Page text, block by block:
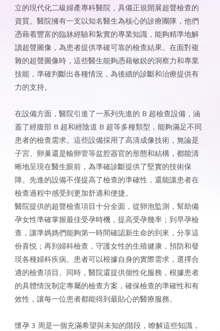
立的現代化二級婦產專科醫院，具備正規開展超聲檢查的
資質。醫院擁有一支以知名醫生為核心的診療團隊，他們
憑藉着豐富的臨牀經驗和紮實的專業知識，能夠精準地解
讀超聲圖像，為患者提供準確可靠的檢查結果。在面對複
雜的超聲圖像時，這些醫生能夠憑藉敏鋭的洞察力和專業
技能，準確判斷出各種情況，為後續的診斷和治療提供有
力的支持。
在設備方面，醫院引進了一系列先進的 B 超檢查設備，涵
蓋了經腹部 B 超和經陰道 B 超等多種類型，能夠滿足不同
患者的檢查需求。這些設備採用了高清成像技術，無論是
子宮、卵巢還是輸卵管等盆腔器官的形態和結構，都能清
晰地呈現在醫生眼前，為準確診斷提供了堅實的技術保
障。先進的設備不僅提高了檢查的準確性，還能讓患者在
檢查過程中感受到更加舒適和便捷。
醫院提供的超聲檢查項目十分全面，從卵泡監測，幫助備
孕女性準確掌握最佳受孕時機，提高受孕幾率；到早孕檢
查，讓準媽媽們能夠第一時間確認新生命的到來，分享這
份喜悦；再到婦科檢查，守護女性的生殖健康，預防和發
現各種婦科疾病。患者可以根據自身的實際需求，選擇合
適的檢查項目。同時，醫院還提供個性化服務，根據患者
的具體情況制定專屬的檢查方案，確保檢查的準確性和有
效性，讓每一位患者都能得到最貼心的醫療服務。
懷孕 3 周是一個充滿希望與未知的階段，瞭解這些知識，